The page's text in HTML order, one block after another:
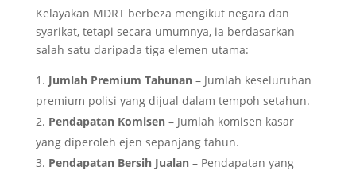
Kelayakan MDRT berbeza mengikut negara dan
syarikat, tetapi secara umumnya, ia berdasarkan
salah satu daripada tiga elemen utama:
Jumlah Premium Tahunan– Jumlah keseluruhan
premium polisi yang dijual dalam tempoh setahun.
Pendapatan Komisen– Jumlah komisen kasar
yang diperoleh ejen sepanjang tahun.
Pendapatan Bersih Jualan– Pendapatan yang